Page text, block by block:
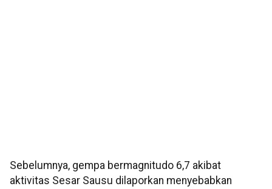
Sebelumnya, gempa bermagnitudo 6,7 akibat
aktivitas Sesar Sausu dilaporkan menyebabkan